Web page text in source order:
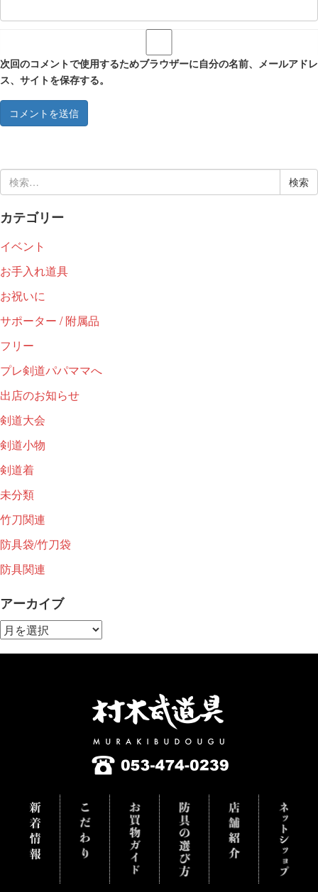
次回のコメントで使用するためブラウザーに自分の名前、メールアドレ
ス、サイトを保存する。
検
索:
カテゴリー
イベント
お手入れ道具
お祝いに
サポーター / 附属品
フリー
プレ剣道パパママへ
出店のお知らせ
剣道大会
剣道小物
剣道着
未分類
竹刀関連
防具袋/竹刀袋
防具関連
アーカイブ
ア